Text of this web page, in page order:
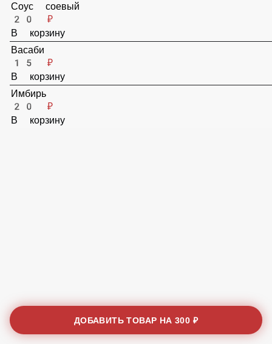
Соус соевый
20 ₽
В корзину
Васаби
15 ₽
В корзину
Имбирь
ДОБАВИТЬ ТОВАР НА300 ₽